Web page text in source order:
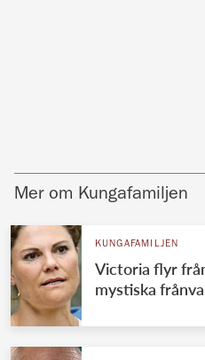
Mer om Kungafamiljen
KUNGAFAMILJEN
Victoria flyr
mystiska